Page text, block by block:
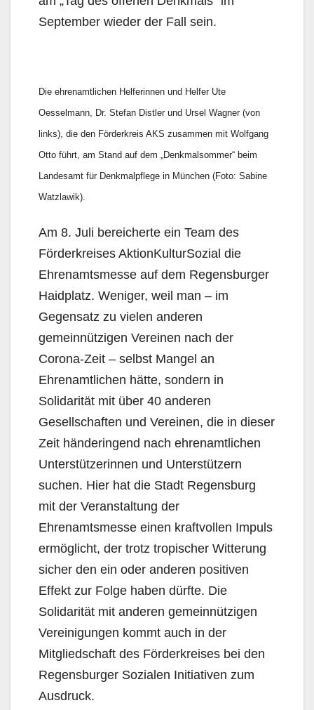
September wieder der Fall sein.
Die ehrenamtlichen Helferinnen und Helfer Ute
Oesselmann, Dr. Stefan Distler und Ursel Wagner (von
links), die den Förderkreis AKS zusammen mit Wolfgang
Otto führt, am Stand auf dem „Denkmalsommer“ beim
Landesamt für Denkmalpflege in München (Foto: Sabine
Watzlawik).
Am 8. Juli bereicherte ein Team des
Förderkreises AktionKulturSozial die
Ehrenamtsmesse auf dem Regensburger
Haidplatz. Weniger, weil man – im
Gegensatz zu vielen anderen
gemeinnützigen Vereinen nach der
Corona-Zeit – selbst Mangel an
Ehrenamtlichen hätte, sondern in
Solidarität mit über 40 anderen
Gesellschaften und Vereinen, die in dieser
Zeit händeringend nach ehrenamtlichen
Unterstützerinnen und Unterstützern
suchen. Hier hat die Stadt Regensburg
mit der Veranstaltung der
Ehrenamtsmesse einen kraftvollen Impuls
ermöglicht, der trotz tropischer Witterung
sicher den ein oder anderen positiven
Effekt zur Folge haben dürfte. Die
Solidarität mit anderen gemeinnützigen
Vereinigungen kommt auch in der
Mitgliedschaft des Förderkreises bei den
Regensburger Sozialen Initiativen zum
Ausdruck.